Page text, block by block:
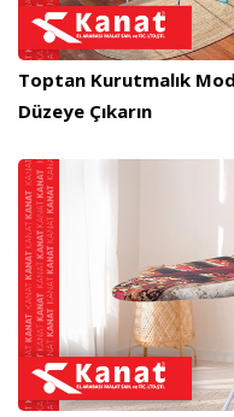
Toptan Kurutmalık
Düzeye Çıkarın